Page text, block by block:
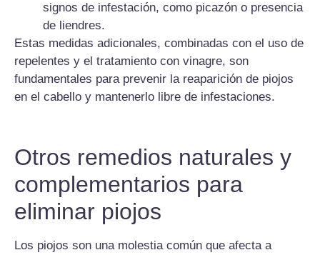
signos de infestación, como picazón o presencia
de liendres.
Estas medidas adicionales, combinadas con el uso de
repelentes y el tratamiento con vinagre, son
fundamentales para prevenir la reaparición de piojos
en el cabello y mantenerlo libre de infestaciones.
Otros remedios naturales y
complementarios para
eliminar piojos
Los piojos son una molestia común que afecta a